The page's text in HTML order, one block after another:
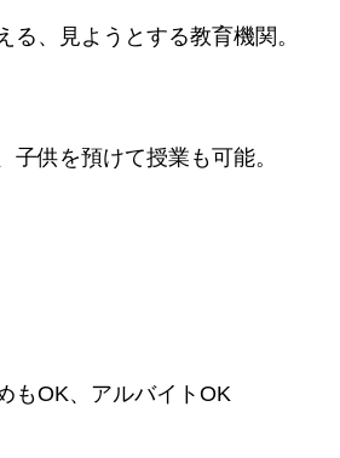
、見ようとする教育機関。
子供を預けて授業も可能。
もOK、アルバイトOK